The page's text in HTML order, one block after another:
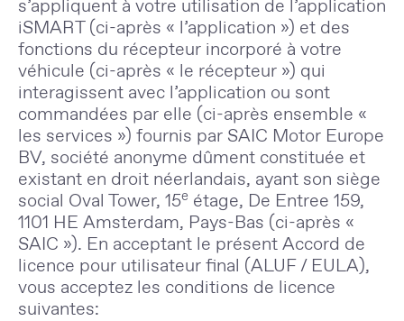
s’appliquent à votre utilisation de l’application
iSMART (ci-après « l’application ») et des
fonctions du récepteur incorporé à votre
véhicule (ci-après « le récepteur ») qui
interagissent avec l’application ou sont
commandées par elle (ci-après ensemble «
les services ») fournis par SAIC Motor Europe
BV, société anonyme dûment constituée et
existant en droit néerlandais, ayant son siège
social Oval Tower, 15e étage, De Entree 159,
1101 HE Amsterdam, Pays-Bas (ci-après «
SAIC »). En acceptant le présent Accord de
licence pour utilisateur final (ALUF / EULA),
vous acceptez les conditions de licence
suivantes: